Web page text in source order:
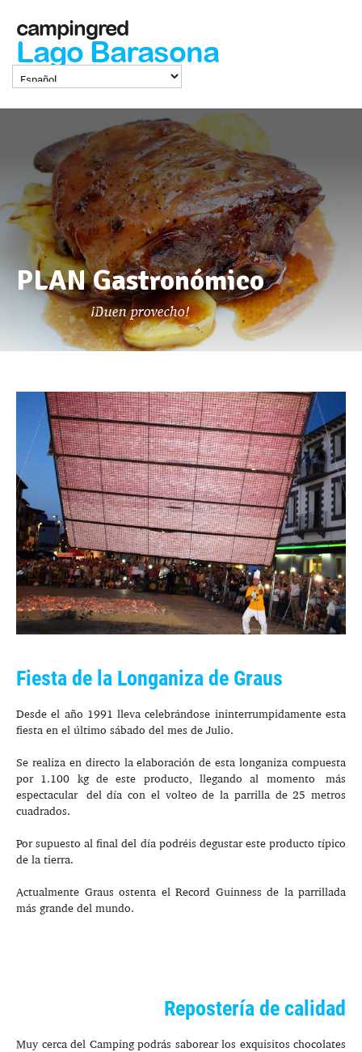
campingred
Lago Barasona
PLAN Gastronómico
¡Buen provecho!
Fiesta de la Longaniza de Graus
Desde el año 1991 lleva celebrándose ininterrumpidamente esta
fiesta en el último sábado del mes de Julio.
Se realiza en directo la elaboración de esta longaniza compuesta
por 1.100 kg de este producto, llegando al momento más
espectacular del día con el volteo de la parrilla de 25 metros
cuadrados.
Por supuesto al final del día podréis degustar este producto típico
de la tierra.
Actualmente Graus ostenta el Record Guinness de la parrillada
más grande del mundo.
Repostería de calidad
Muy cerca del Camping podrás saborear los exquisitos chocolates